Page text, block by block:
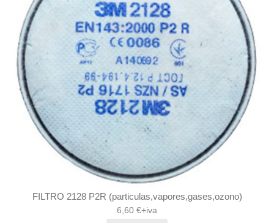
FILTRO 2128 P2R (particulas,vapores,gases,ozono)
6,60 €+iva